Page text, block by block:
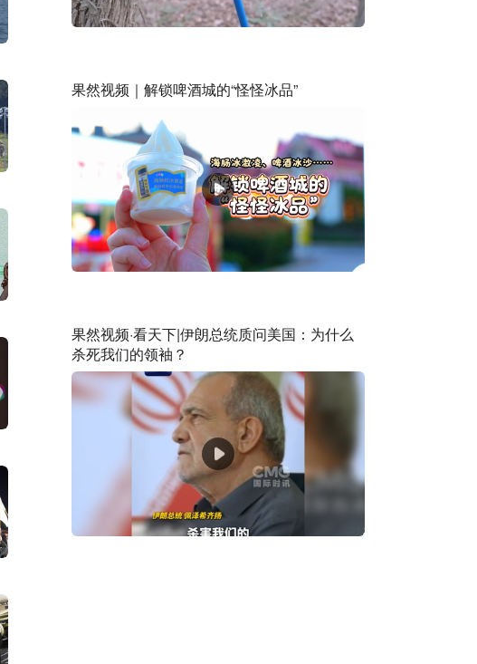
果然视频｜解锁啤酒城的“怪怪冰品”
果然视频·看天下|伊朗总统质问美国：为什么
杀死我们的领袖？